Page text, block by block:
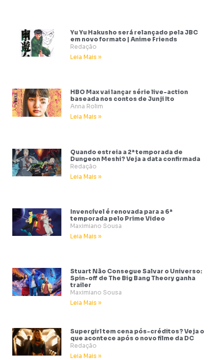
Yu Yu Hakusho será relançado pela JBC
em novo formato | Anime Friends
Redação
Leia Mais »
HBO Max vai lançar série live-action
baseada nos contos de Junji Ito
Anna Rolim
Leia Mais »
Quando estreia a 2ª temporada de
Dungeon Meshi? Veja a data confirmada
Redação
Leia Mais »
Invencível é renovada para a 6ª
temporada pelo Prime Video
Maximiano Sousa
Leia Mais »
Stuart Não Consegue Salvar o Universo:
Spin-off de The Big Bang Theory ganha
trailer
Maximiano Sousa
Leia Mais »
Supergirl tem cena pós-créditos? Veja o
que acontece após o novo filme da DC
Redação
Leia Mais »